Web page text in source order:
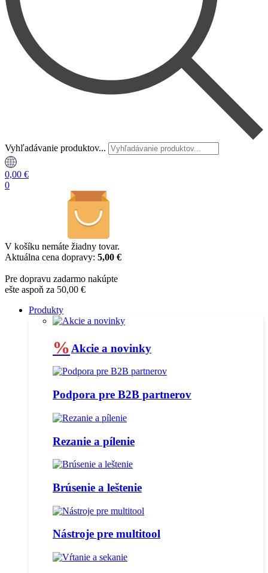
Vyhľadávanie produktov...
0,00 €
0
V košíku nemáte žiadny tovar.
Aktuálna cena dopravy: 5,00 €
Pre dopravu zadarmo nakúpte
ešte aspoň za 50,00 €
Produkty
% Akcie a novinky
Podpora pre B2B partnerov
Rezanie a pílenie
Brúsenie a leštenie
Nástroje pre multitool